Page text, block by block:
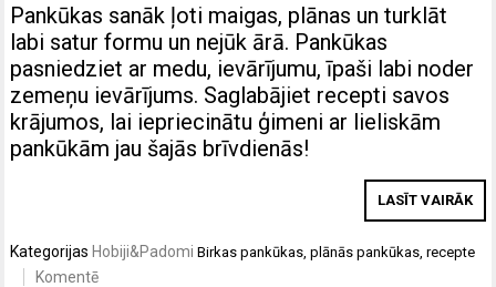
Pankūkas sanāk ļoti maigas, plānas un turklāt
labi satur formu un nejūk ārā. Pankūkas
pasniedziet ar medu, ievārījumu, īpaši labi noder
zemeņu ievārījums. Saglabājiet recepti savos
krājumos, lai iepriecinātu ģimeni ar lieliskām
pankūkām jau šajās brīvdienās!
LASĪT VAIRĀK
KategorijasHobiji&Padomi Birkaspankūkas ,plānās pankūkas ,recepte
Komentē